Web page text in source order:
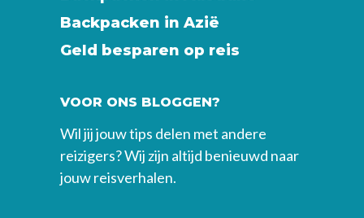
Backpacken in Azië
Geld besparen op reis
VOOR ONS BLOGGEN?
Wil jij jouw tips delen met andere
reizigers? Wij zijn altijd benieuwd naar
jouw reisverhalen.